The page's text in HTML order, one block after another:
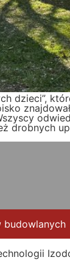
dzieci”,
drobnych
budowlanych